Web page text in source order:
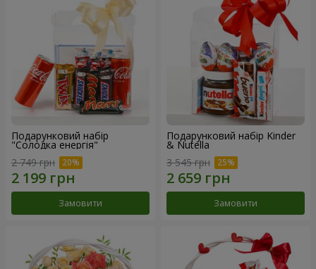
Подарунковий набір
"Солодка енергія"
2 749 грн
Замовити
Подарунковий набір Kinder
& Nutella
3 545 грн
Замовити